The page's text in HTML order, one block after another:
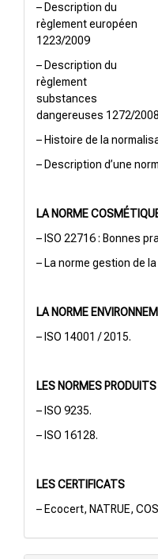
– Description du
règlement européen
1223/2009
– Description du
règlement
substances
dangereuses 1272/
– Histoire de la
– Description d’une
LA NORME
– ISO 22716 : Bonnes
– La norme gestion de
LA NORME
– ISO 14001 / 2015.
LES NORMES
– ISO 9235.
– ISO 16128.
LES CERTIFICATS
– Ecocert, NATRUE,